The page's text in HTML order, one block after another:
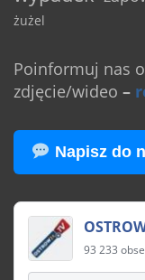
żużel
Poinformuj nas
zdjęcie/wideo –
Napisz do
93 233